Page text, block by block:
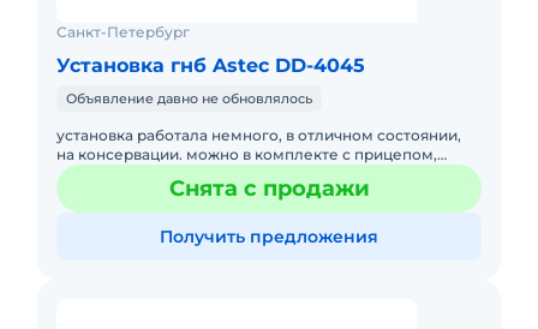
Санкт-Петербург
Установка гнб Astec DD-4045
Объявление давно не обновлялось
установка работала немного, в отличном состоянии,
на консервации. можно в комплекте с прицепом,
камазом,смесительным узлом.
Снята с продажи
Получить предложения